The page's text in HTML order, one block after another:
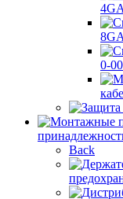
4GA
8GA
0-
Back